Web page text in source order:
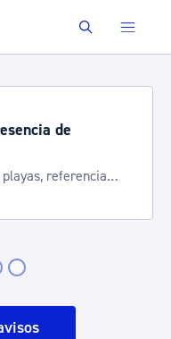
Buscar
de
referencia